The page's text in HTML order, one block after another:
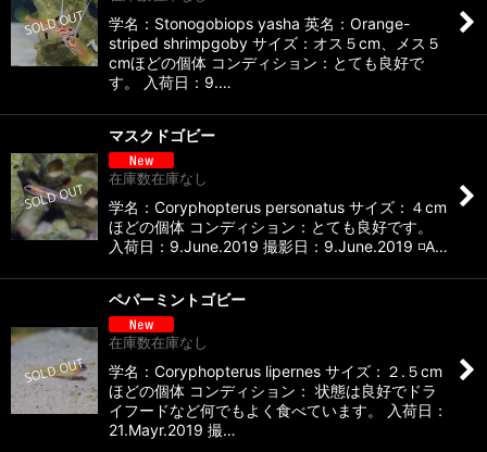
学名：Stonogobiops yasha 英名：Orange-
striped shrimpgoby サイズ：オス５cm、メス５
cmほどの個体 コンディション：とても良好で
す。 入荷日：9.…
マスクドゴビー
在庫数在庫なし
学名：Coryphopterus personatus サイズ：４cm
ほどの個体 コンディション：とても良好です。
入荷日：9.June.2019 撮影日：9.June.2019 ◽️A…
ペパーミントゴビー
在庫数在庫なし
学名：Coryphopterus lipernes サイズ：２.５cm
ほどの個体 コンディション： 状態は良好でドラ
イフードなど何でもよく食べています。 入荷日：
21.Mayr.2019 撮…